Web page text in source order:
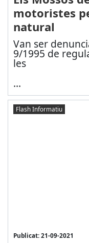
motoristes
natural
Van ser
9/1995 de
les
...
Flash Informatiu
Publicat: 21-09-2021